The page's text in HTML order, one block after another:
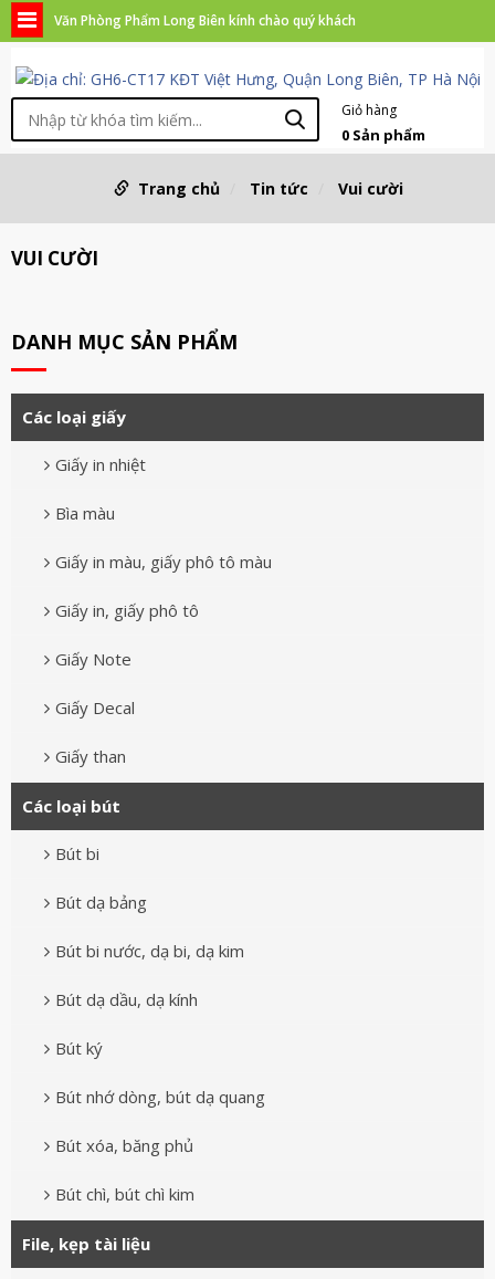
Văn Phòng Phẩm Long Biên kính chào quý khách
Giỏ hàng
0 Sản phẩm
Trang chủ Tin tức Vui cười
VUI CƯỜI
DANH MỤC SẢN PHẨM
Các loại giấy
Giấy in nhiệt
Bìa màu
Giấy in màu, giấy phô tô màu
Giấy in, giấy phô tô
Giấy Note
Giấy Decal
Giấy than
Các loại bút
Bút bi
Bút dạ bảng
Bút bi nước, dạ bi, dạ kim
Bút dạ dầu, dạ kính
Bút ký
Bút nhớ dòng, bút dạ quang
Bút xóa, băng phủ
Bút chì, bút chì kim
File, kẹp tài liệu